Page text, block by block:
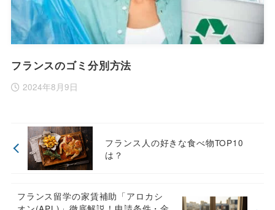
フランスのゴミ分別方法
2024年8月9日
フランス人の好きな食べ物TOP10
は？
フランス留学の家賃補助「アロカシ